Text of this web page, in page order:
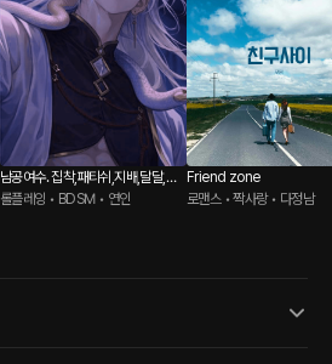
남공여수. 집착,패티쉬,지배,달달,능
글
롤플레잉 • BDSM • 연인
Friend zone
로맨스 • 짝사랑 • 다정남